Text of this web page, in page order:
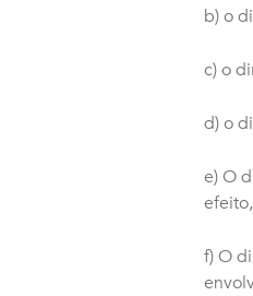
b) o
c) o
d) o
e) O
f) O